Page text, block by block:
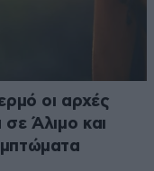
οι αρχές
Άλιμο και